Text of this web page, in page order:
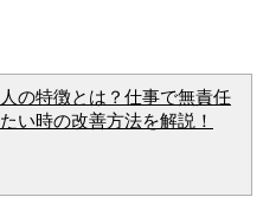
の特徴とは？仕事で無責任
い時の改善方法を解説！